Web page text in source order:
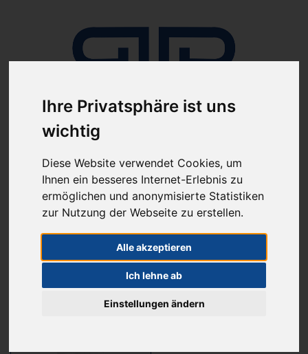
Ihre Privatsphäre ist uns
wichtig
Diese Website verwendet Cookies, um
Ihnen ein besseres Internet-Erlebnis zu
ermöglichen und anonymisierte Statistiken
zur Nutzung der Webseite zu erstellen.
Alle akzeptieren
Ich lehne ab
Einstellungen ändern
ab 100€ versandkostenfrei
(innerhalb Deutschlands)
07641-9360300